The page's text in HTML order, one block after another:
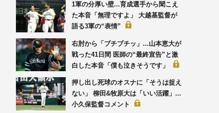
1軍の分厚い壁...育成選手から聞こえ
た本音「無理ですよ」 大越基監督が
語る3軍の“表情”
右肘から「ブチブチッ」...山本恵大が
戦った41日間 医師の“最終宣告”と激
白した本音「僕も泣きそうです」
押し出し死球のオスナに「そうは捉え
ない」 柳田&牧原大は「いい活躍」...
小久保監督コメント